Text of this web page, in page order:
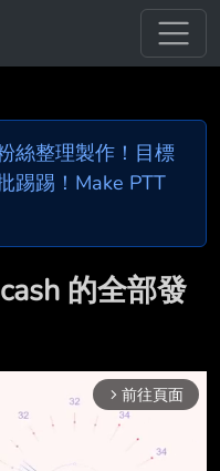
絲整理製作！目標
踢踢！Make PTT
的全部發
arrow_forward_ios 前往頁面